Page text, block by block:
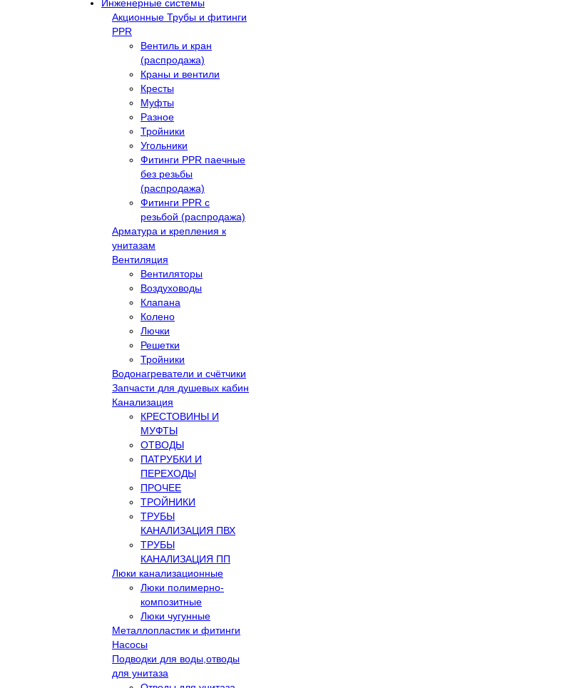
Инженерные системы
Акционные Трубы и фитинги
PPR
Вентиль и кран
(распродажа)
Краны и вентили
Кресты
Муфты
Разное
Тройники
Угольники
Фитинги PPR паечные
без резьбы
(распродажа)
Фитинги PPR с
резьбой (распродажа)
Арматура и крепления к
унитазам
Вентиляция
Вентиляторы
Воздуховоды
Клапана
Колено
Лючки
Решетки
Тройники
Водонагреватели и счётчики
Запчасти для душевых кабин
Канализация
КРЕСТОВИНЫ И
МУФТЫ
ОТВОДЫ
ПАТРУБКИ И
ПЕРЕХОДЫ
ПРОЧЕЕ
ТРОЙНИКИ
ТРУБЫ
КАНАЛИЗАЦИЯ ПВХ
ТРУБЫ
КАНАЛИЗАЦИЯ ПП
Люки канализационные
Люки полимерно-
композитные
Люки чугунные
Металлопластик и фитинги
Насосы
Подводки для воды,отводы
для унитаза